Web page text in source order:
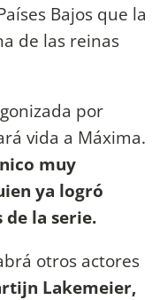
Bajos que la
de las reinas
por
vida a Máxima.
muy
ya logró
la serie.
otros actores
Lakemeier,